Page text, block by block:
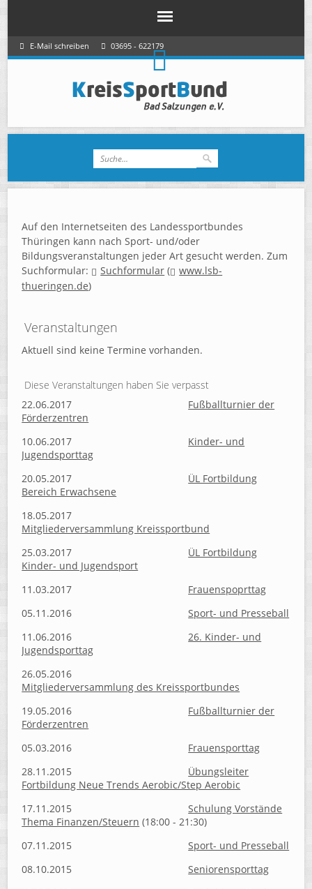
E-Mail schreiben 03695 - 622179
Auf den Internetseiten des Landessportbundes
Thüringen kann nach Sport- und/oder
Bildungsveranstaltungen jeder Art gesucht werden. Zum
Suchformular:
Suchformular (
www.lsb-
thueringen.de)
Veranstaltungen
Aktuell sind keine Termine vorhanden.
Diese Veranstaltungen haben Sie verpasst
22.06.2017
Fußballturnier der
Förderzentren
10.06.2017
Kinder- und
Jugendsporttag
20.05.2017
ÜL Fortbildung
Bereich Erwachsene
18.05.2017
Mitgliederversammlung Kreissportbund
25.03.2017
ÜL Fortbildung
Kinder- und Jugendsport
11.03.2017
Frauenspoprttag
05.11.2016
Sport- und Presseball
11.06.2016
26. Kinder- und
Jugendsporttag
26.05.2016
Mitgliederversammlung des Kreissportbundes
19.05.2016
Fußballturnier der
Förderzentren
05.03.2016
Frauensporttag
28.11.2015
Übungsleiter
Fortbildung Neue Trends Aerobic/Step Aerobic
17.11.2015
Schulung Vorstände
Thema Finanzen/Steuern (18:00 - 21:30)
07.11.2015
Sport- und Presseball
08.10.2015
Seniorensporttag